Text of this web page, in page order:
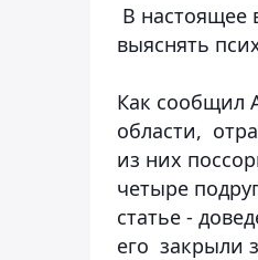
В настоящее
выяснять
Как сообщил
области,
из них
четыре
статье -
его закрыли